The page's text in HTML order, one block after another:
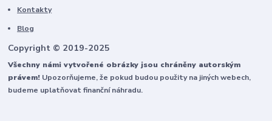
Kontakty
Blog
Copyright © 2019-2025
Všechny námi vytvořené obrázky jsou chráněny autorským
právem! Upozorňujeme, že pokud budou použity na jiných webech,
budeme uplatňovat finanční náhradu.